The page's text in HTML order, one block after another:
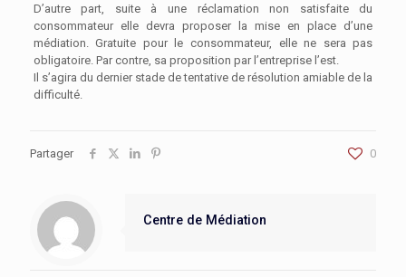
D’autre part, suite à une réclamation non satisfaite du
consommateur elle devra proposer la mise en place d’une
médiation. Gratuite pour le consommateur, elle ne sera pas
obligatoire. Par contre, sa proposition par l’entreprise l’est.
Il s’agira du dernier stade de tentative de résolution amiable de la
difficulté.
Partager 0
Centre de Médiation